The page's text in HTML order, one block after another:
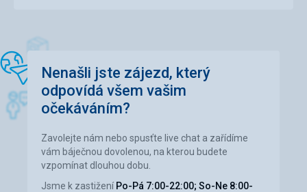
zavazadly.
Strava
Ubytování
Služby
Nenašli jste zájezd, který
odpovídá všem vašim
očekáváním?
Zavolejte nám nebo spusťte live chat a zařídíme
vám báječnou dovolenou, na kterou budete
vzpomínat dlouhou dobu.
Jsme k zastižení Po-Pá 7:00-22:00; So-Ne 8:00-